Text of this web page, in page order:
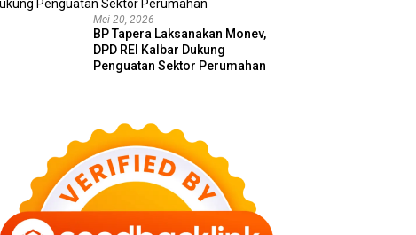
Mei 20, 2026
BP Tapera Laksanakan Monev,
DPD REI Kalbar Dukung
Penguatan Sektor Perumahan